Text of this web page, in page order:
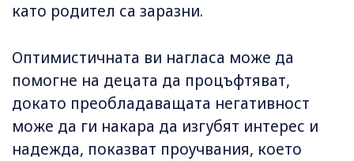
като родител са заразни.
Оптимистичната ви нагласа може да
помогне на децата да процъфтяват,
докато преобладаващата негативност
може да ги накара да изгубят интерес и
надежда, показват проучвания, което